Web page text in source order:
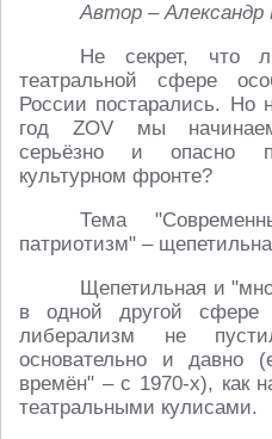
Автор – Александр
Не секрет, что
театральной сфере
России постарались. Но
год ZOV мы
серьёзно и опасно
культурном фронте?
Тема
патриотизм" –
Щепетильная и
в одной другой сфере
либерализм не
основательно и давно
времён" – с 1970-х), как
театральными кулисами.